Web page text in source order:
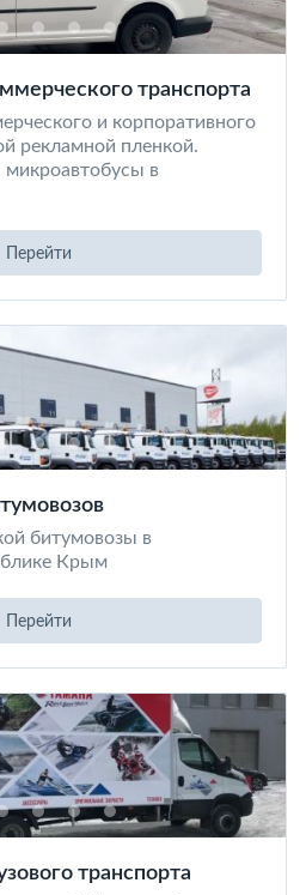
транспорта
и корпоративного
рекламной пленкой.
в
Перейти
битумовозы в
Крым
Перейти
транспорта